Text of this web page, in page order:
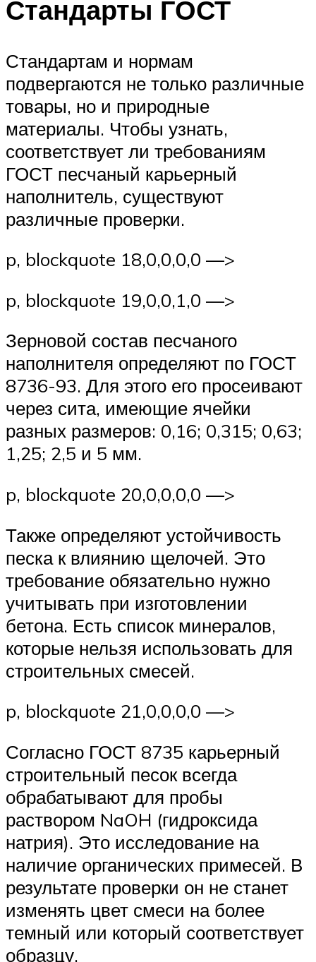
Стандарты ГОСТ
Стандартам и нормам
подвергаются не только различные
товары, но и природные
материалы. Чтобы узнать,
соответствует ли требованиям
ГОСТ песчаный карьерный
наполнитель, существуют
различные проверки.
p, blockquote 18,0,0,0,0 —>
p, blockquote 19,0,0,1,0 —>
Зерновой состав песчаного
наполнителя определяют по ГОСТ
8736-93. Для этого его просеивают
через сита, имеющие ячейки
разных размеров: 0,16; 0,315; 0,63;
1,25; 2,5 и 5 мм.
p, blockquote 20,0,0,0,0 —>
Также определяют устойчивость
песка к влиянию щелочей. Это
требование обязательно нужно
учитывать при изготовлении
бетона. Есть список минералов,
которые нельзя использовать для
строительных смесей.
p, blockquote 21,0,0,0,0 —>
Согласно ГОСТ 8735 карьерный
строительный песок всегда
обрабатывают для пробы
раствором NaOH (гидроксида
натрия). Это исследование на
наличие органических примесей. В
результате проверки он не станет
изменять цвет смеси на более
темный или который соответствует
образцу.